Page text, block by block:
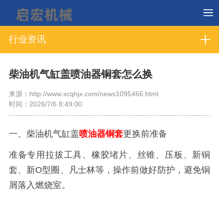
行业资讯
柴油机气缸盖喷油器铜套怎么换
来源：http://www.xcqhjx.com/news1095466.html
时间：2026/7/6 8:49:00
一、柴油机气缸盖喷油器铜套更换前准备
准备专用拉拔工具、橡胶堵片、丝锥、压板、新铜
套、新O型圈、凡士林等，操作前做好防护，避免铜
屑落入燃烧室。